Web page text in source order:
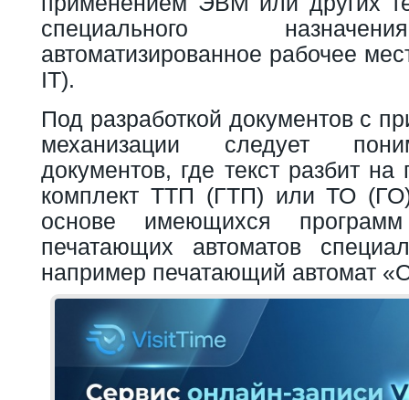
специального
автоматизированное рабочее
IT).
Под разработкой документов с
механизации следует
документов, где текст разбит
комплект ТТП (ГТП) или ТО
основе имеющихся
печатающих автоматов
например печатающий автомат